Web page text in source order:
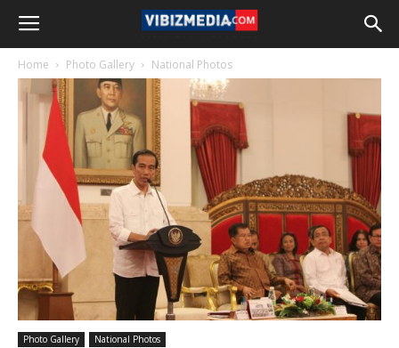
Home Photo Gallery National Photos
Photo Gallery National Photos